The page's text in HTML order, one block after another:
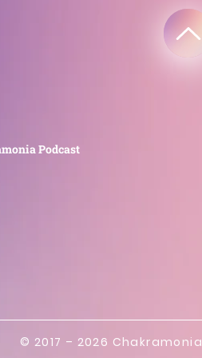
Podcast
​© 2017 – 2026 Chakramonia